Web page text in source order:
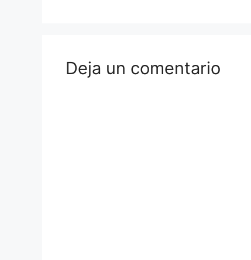
Deja un comentario